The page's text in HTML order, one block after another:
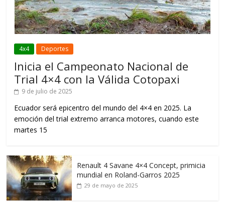
4x4 Deportes
Inicia el Campeonato Nacional de
Trial 4×4 con la Válida Cotopaxi
9 de julio de 2025
Ecuador será epicentro del mundo del 4×4 en 2025. La
emoción del trial extremo arranca motores, cuando este
martes 15
Renault 4 Savane 4×4 Concept, primicia
mundial en Roland-Garros 2025
29 de mayo de 2025